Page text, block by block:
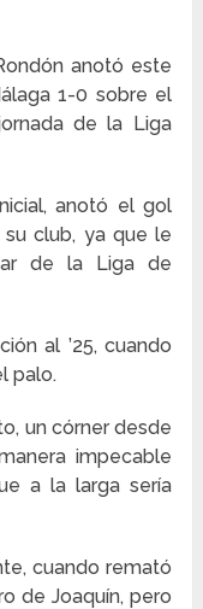
anotó este
1-0 sobre el
de la Liga
anotó el gol
club, ya que le
de la Liga de
al ’25, cuando
palo.
un córner desde
impecable
a la larga sería
cuando remató
de Joaquín, pero